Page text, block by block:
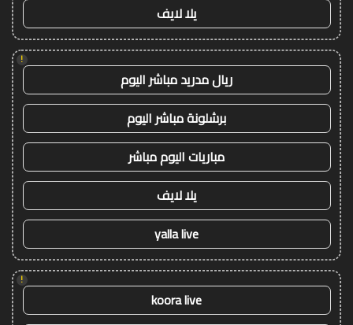
يلا لايف
!
ريال مدريد مباشر اليوم
برشلونة مباشر اليوم
مباريات اليوم مباشر
يلا لايف
yalla live
!
koora live